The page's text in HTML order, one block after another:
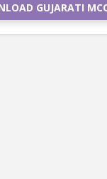
GUJARATI